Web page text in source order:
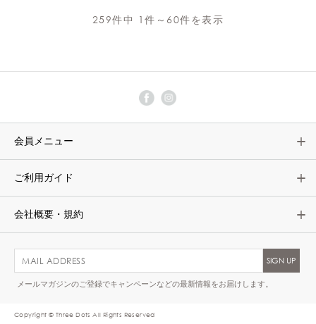
259件中 1件～60件を表示
会員メニュー
ご利用ガイド
会社概要・規約
メールマガジンのご登録でキャンペーンなどの最新情報をお届けします。
Copyright © Three Dots All Rights Reserved